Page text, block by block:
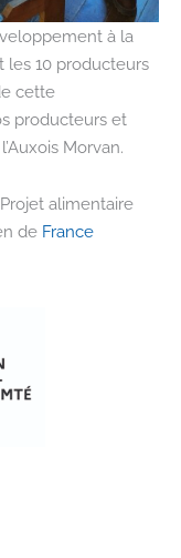
à la
les 10 producteurs
cette
producteurs et
Morvan.
alimentaire
de France